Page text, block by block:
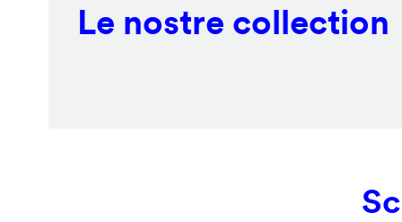
Le nostre collection